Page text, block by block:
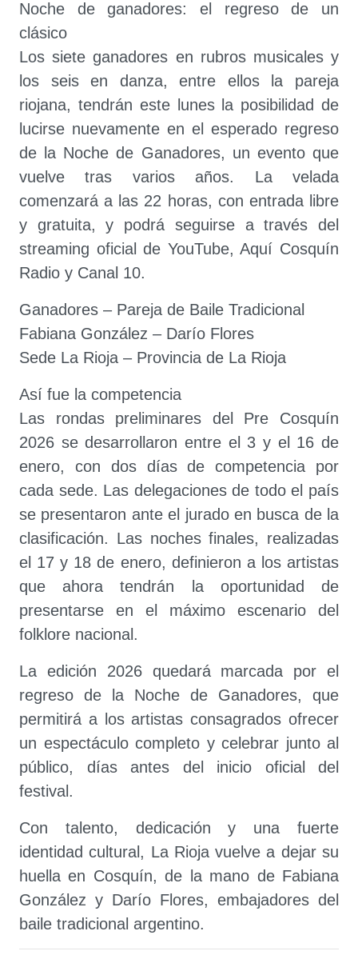
Noche de ganadores: el regreso de un
clásico
Los siete ganadores en rubros musicales y
los seis en danza, entre ellos la pareja
riojana, tendrán este lunes la posibilidad de
lucirse nuevamente en el esperado regreso
de la Noche de Ganadores, un evento que
vuelve tras varios años. La velada
comenzará a las 22 horas, con entrada libre
y gratuita, y podrá seguirse a través del
streaming oficial de YouTube, Aquí Cosquín
Radio y Canal 10.
Ganadores – Pareja de Baile Tradicional
Fabiana González – Darío Flores
Sede La Rioja – Provincia de La Rioja
Así fue la competencia
Las rondas preliminares del Pre Cosquín
2026 se desarrollaron entre el 3 y el 16 de
enero, con dos días de competencia por
cada sede. Las delegaciones de todo el país
se presentaron ante el jurado en busca de la
clasificación. Las noches finales, realizadas
el 17 y 18 de enero, definieron a los artistas
que ahora tendrán la oportunidad de
presentarse en el máximo escenario del
folklore nacional.
La edición 2026 quedará marcada por el
regreso de la Noche de Ganadores, que
permitirá a los artistas consagrados ofrecer
un espectáculo completo y celebrar junto al
público, días antes del inicio oficial del
festival.
Con talento, dedicación y una fuerte
identidad cultural, La Rioja vuelve a dejar su
huella en Cosquín, de la mano de Fabiana
González y Darío Flores, embajadores del
baile tradicional argentino.